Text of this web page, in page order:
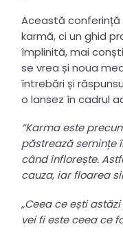
Această
karmă, ci un ghid
împlinită, mai
se vrea și noua
întrebări și
o lansez în cadrul
“Karma este
păstrează semințe
când înflorește.
cauza, iar floarea
„Ceea ce ești
vei fi este ceea ce